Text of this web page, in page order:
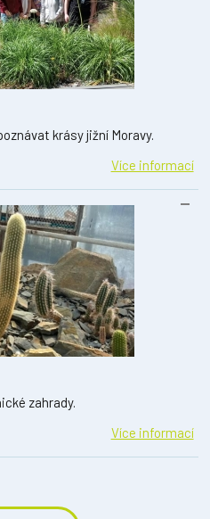
krásy jižní Moravy.
Více informací
zahrady.
Více informací